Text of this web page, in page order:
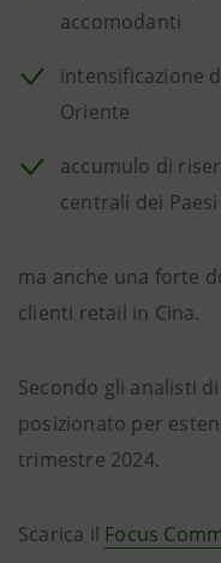
accomodanti
intensificazione
Oriente
accumulo di
centrali dei
ma anche una forte
clienti retail in Cina.
Secondo gli analisti
posizionato per
trimestre 2024.
Scarica il Focus